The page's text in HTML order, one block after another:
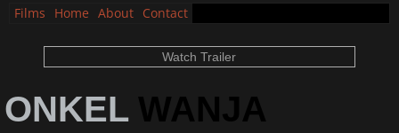
Doris Dörrie inszeniert Mozart
Flying High
Films Home About Contact
Watch Trailer
ONKEL WANJA